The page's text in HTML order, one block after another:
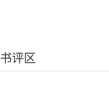
书评区